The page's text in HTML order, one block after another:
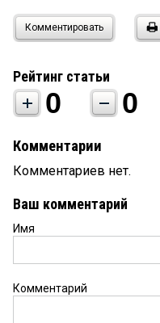
Комментировать
Рейтинг статьи
0 0
Комментарии
Комментариев нет.
Ваш комментарий
Имя
Комментарий